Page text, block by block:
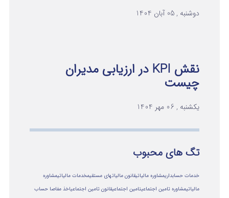
دوشنبه , 05 آبان 1404
نقش KPI در ارزیابی مدیران
چیست
یکشنبه , 06 مهر 1404
تگ های محبوب
خدمات حسابداریمشاوره مالیاتیقانون مالیاتهای مستقیمخدمات مالیاتیمشاوره
مالياتيمشاوره تامین اجتماعیتامین اجتماعیقانون تامین اجتماعیاخذ مفاصا حساب